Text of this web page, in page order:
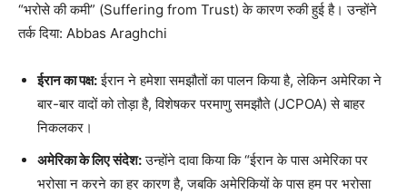
“भरोसे की कमी” (Suffering from Trust) के कारण रुकी हुई है। उन्होंने
तर्क दिया: Abbas Araghchi
ईरान का पक्ष:ईरान ने हमेशा समझौतों का पालन किया है, लेकिन अमेरिका ने
बार-बार वादों को तोड़ा है, विशेषकर परमाणु समझौते (JCPOA) से बाहर
निकलकर।
अमेरिका के लिए संदेश:उन्होंने दावा किया कि “ईरान के पास अमेरिका पर
भरोसा न करने का हर कारण है, जबकि अमेरिकियों के पास हम पर भरोसा